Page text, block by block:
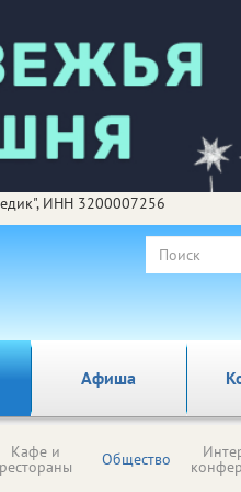
ИНН 3200007256
Афиша
Кафе и
рестораны Общество